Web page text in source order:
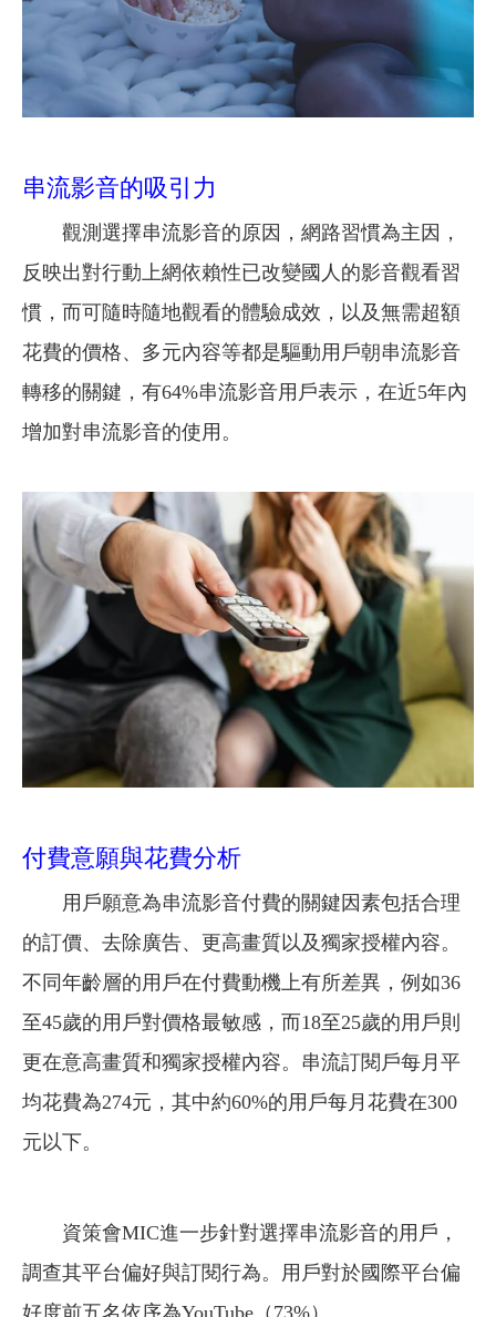
串流影音的吸引力
觀測選擇串流影音的原因，網路習慣為主因，
反映出對行動上網依賴性已改變國人的影音觀看習
慣，而可隨時隨地觀看的體驗成效，以及無需超額
花費的價格、多元內容等都是驅動用戶朝串流影音
轉移的關鍵，有64%串流影音用戶表示，在近5年內
增加對串流影音的使用。
付費意願與花費分析
用戶願意為串流影音付費的關鍵因素包括合理
的訂價、去除廣告、更高畫質以及獨家授權內容。
不同年齡層的用戶在付費動機上有所差異，例如36
至45歲的用戶對價格最敏感，而18至25歲的用戶則
更在意高畫質和獨家授權內容。串流訂閱戶每月平
均花費為274元，其中約60%的用戶每月花費在300
元以下。
資策會MIC進一步針對選擇串流影音的用戶，
調查其平台偏好與訂閱行為。用戶對於國際平台偏
好度前五名依序為YouTube（73%）、